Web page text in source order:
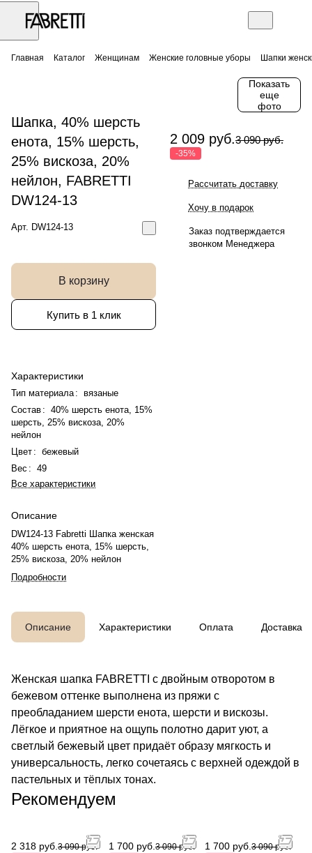
Главная Каталог Женщинам Женские головные уборы Шапки
Показать
еще
фото
Шапка, 40% шерсть
енота, 15% шерсть,
25% вискоза, 20%
нейлон, FABRETTI
DW124-13
Арт. DW124-13
В корзину
Купить в 1 клик
Характеристики
Тип материала : вязаные
Состав : 40% шерсть енота, 15%
шерсть, 25% вискоза, 20%
нейлон
Цвет : бежевый
Вес : 49
Все характеристики
Описание
DW124-13 Fabretti Шапка женская
40% шерсть енота, 15% шерсть,
25% вискоза, 20% нейлон
Подробности
2 009 руб.3 090 руб.
-35%
Рассчитать доставку
Хочу в подарок
Заказ подтверждается
звонком Менеджера
Описание Характеристики Оплата Доставка
Женская шапка FABRETTI с двойным отворотом в
бежевом оттенке выполнена из пряжи с
преобладанием шерсти енота, шерсти и вискозы.
Лёгкое и приятное на ощупь полотно дарит уют, а
светлый бежевый цвет придаёт образу мягкость и
универсальность, легко сочетаясь с верхней одеждой в
пастельных и тёплых тонах.
Рекомендуем
2 318 руб. 3 090 руб.
1 700 руб. 3 090 руб.
1 700 руб. 3 090 руб.